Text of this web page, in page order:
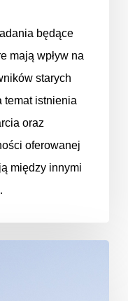
będące
mają wpływ na
starych
temat istnienia
oraz
oferowanej
między innymi